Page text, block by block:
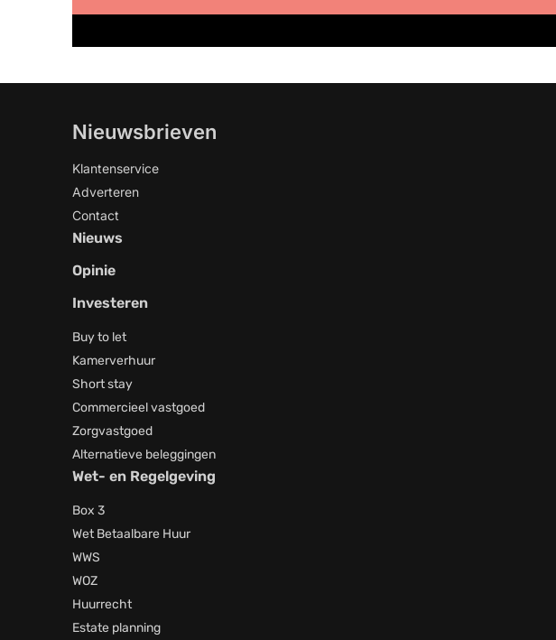
Nieuwsbrieven
Klantenservice
Adverteren
Contact
Nieuws
Opinie
Investeren
Buy to let
Kamerverhuur
Short stay
Commercieel vastgoed
Zorgvastgoed
Alternatieve beleggingen
Wet- en Regelgeving
Box 3
Wet Betaalbare Huur
WWS
WOZ
Huurrecht
Estate planning